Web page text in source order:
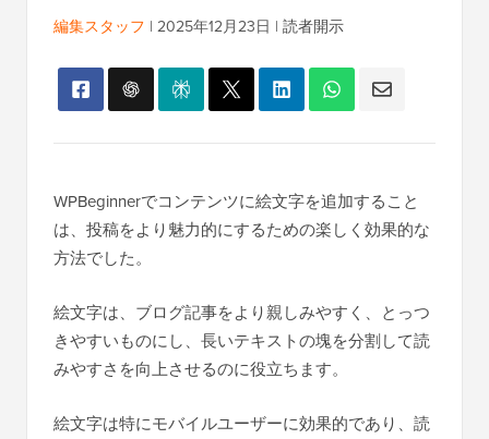
編集スタッフ | 2025年12月23日 | 読者開示
WPBeginnerでコンテンツに絵文字を追加すること
は、投稿をより魅力的にするための楽しく効果的な
方法でした。
絵文字は、ブログ記事をより親しみやすく、とっつ
きやすいものにし、長いテキストの塊を分割して読
みやすさを向上させるのに役立ちます。
絵文字は特にモバイルユーザーに効果的であり、読